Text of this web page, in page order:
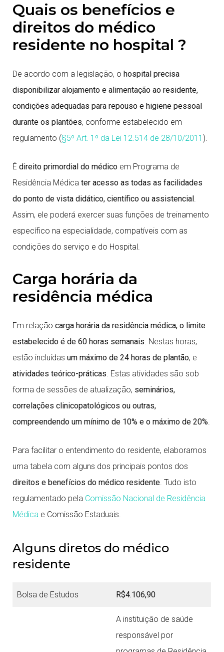
Quais os benefícios e
direitos do médico
residente no hospital ?
De acordo com a legislação, o hospital precisa
disponibilizar alojamento e alimentação ao residente,
condições adequadas para repouso e higiene pessoal
durante os plantões, conforme estabelecido em
regulamento (§5º Art. 1º da Lei 12.514 de 28/10/2011 ).
É direito primordial do médico em Programa de
Residência Médica ter acesso as todas as facilidades
do ponto de vista didático, científico ou assistencial.
Assim, ele poderá exercer suas funções de treinamento
específico na especialidade, compatíveis com as
condições do serviço e do Hospital.
Carga horária da
residência médica
Em relação carga horária da residência médica, o limite
estabelecido é de 60 horas semanais. Nestas horas,
estão incluídas um máximo de 24 horas de plantão, e
atividades teórico-práticas. Estas atividades são sob
forma de sessões de atualização, seminários,
correlações clinicopatológicos ou outras,
compreendendo um mínimo de 10% e o máximo de 20%.
Para facilitar o entendimento do residente, elaboramos
uma tabela com alguns dos principais pontos dos
direitos e benefícios do médico residente. Tudo isto
regulamentado pela Comissão Nacional de Residência
Médica e Comissão Estaduais.
Alguns diretos do médico
residente
Bolsa de Estudos R$4.106,90
A instituição de saúde
responsável por